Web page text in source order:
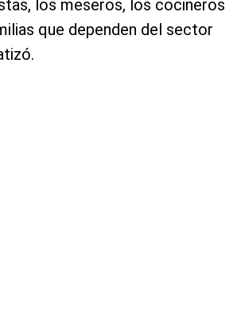
los meseros, los cocineros
que dependen del sector